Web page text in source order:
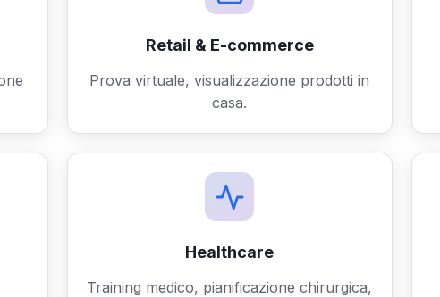
Retail & E-commerce
Prova virtuale, visualizzazione prodotti in
casa.
Healthcare
Training medico, pianificazione chirurgica,